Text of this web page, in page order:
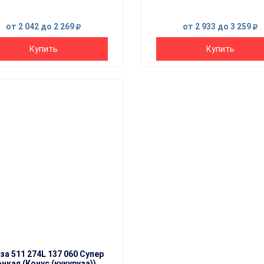
от 2 042 до 2 269
Купить
от 2 933 до 3 259
Купить
511 274L 137 060 Супер